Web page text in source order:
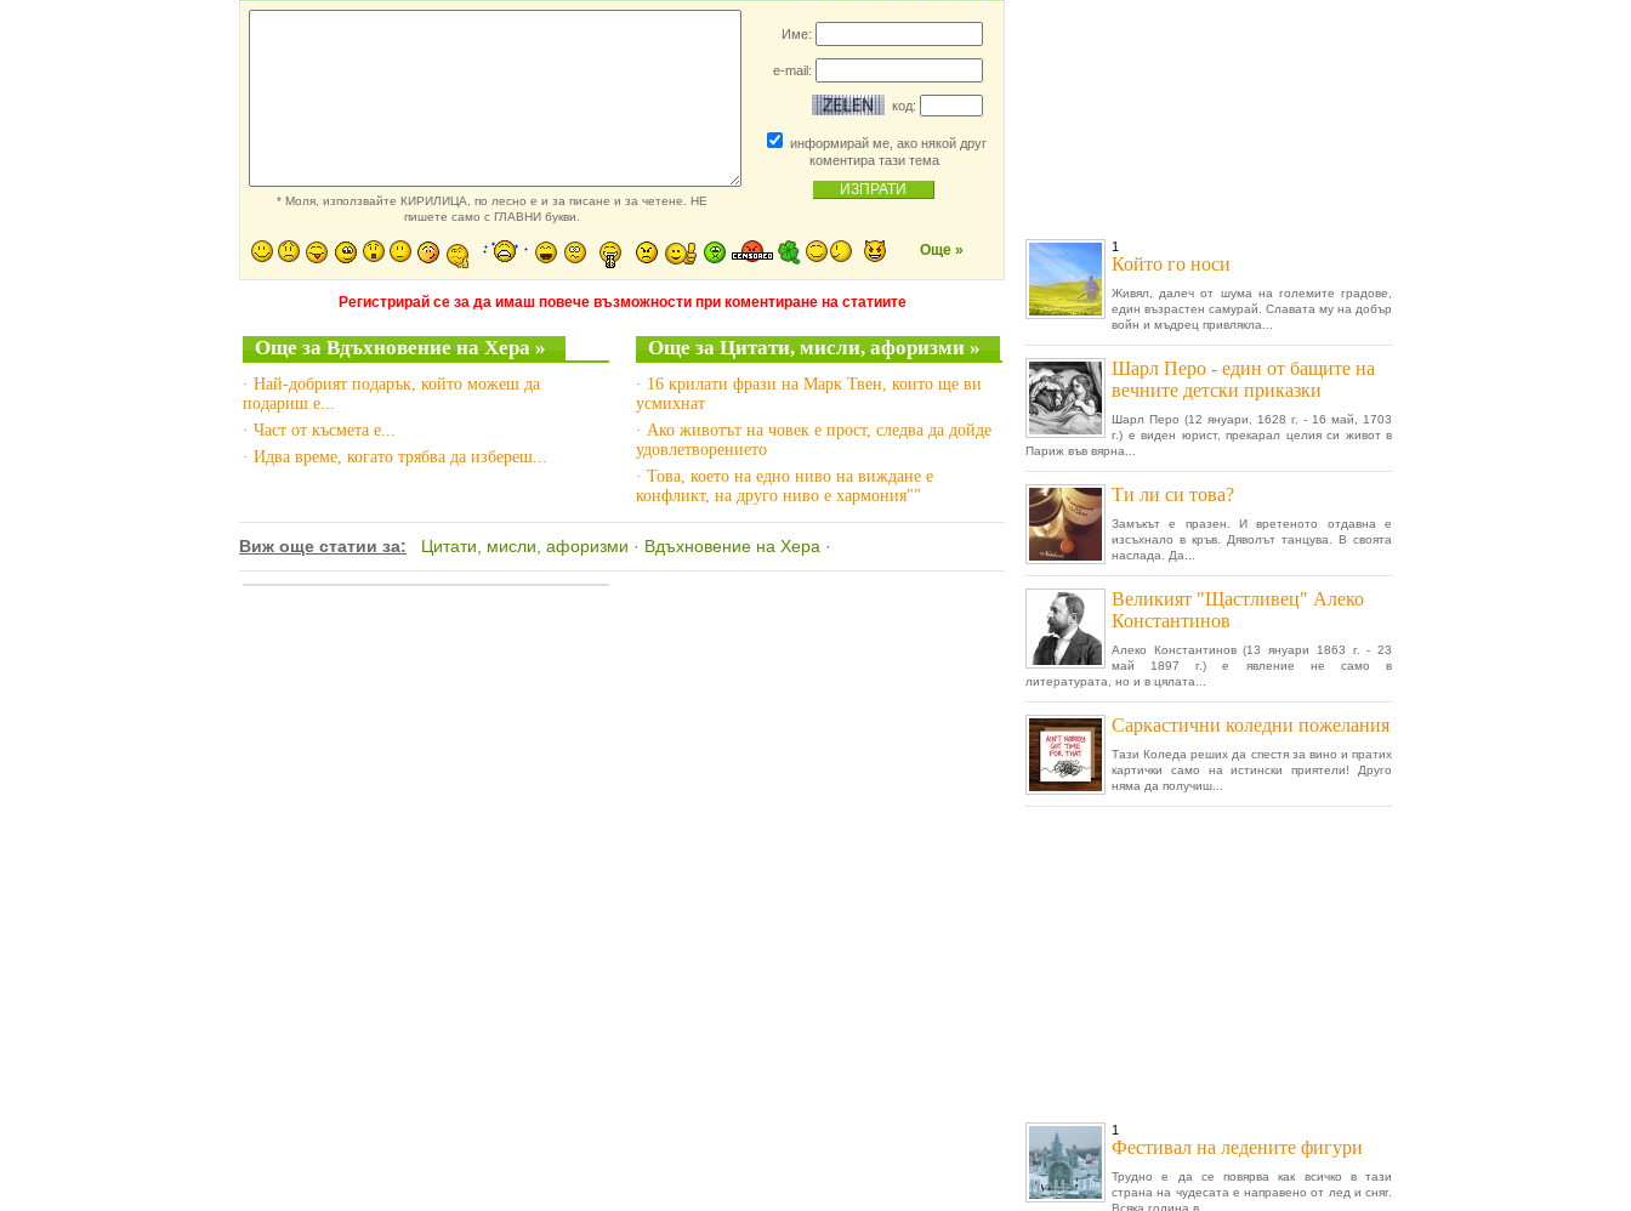
* Моля, използвайте КИРИЛИЦА, по лесно е и за писане и за четене. НЕ
пишете само с ГЛАВНИ букви.
Име:
e-mail:
код:
информирай ме, ако някой друг
коментира тази тема
Още »
Регистрирай се за да имаш повече възможности при коментиране на статиите
Още за Вдъхновение на Хера »
· Най-добрият подарък, който можеш да
подариш е...
· Част от късмета е...
· Идва време, когато трябва да избереш...
Още за Цитати, мисли, афоризми »
· 16 крилати фрази на Марк Твен, които ще ви
усмихнат
· Ако животът на човек е прост, следва да дойде
удовлетворението
· Това, което на едно ниво на виждане е
конфликт, на друго ниво е хармония""
Виж още статии за: Цитати, мисли, афоризми · Вдъхновение на Хера ·
1
Който го носи
Живял, далеч от шума на големите градове,
един възрастен самурай. Славата му на добър
войн и мъдрец привлякла...
Шарл Перо - един от бащите на
вечните детски приказки
Шарл Перо (12 януари, 1628 г. - 16 май, 1703
г.) е виден юрист, прекарал целия си живот в
Париж във вярна...
Ти ли си това?
Замъкът е празен. И вретеното отдавна е
изсъхнало в кръв. Дяволът танцува. В своята
наслада. Да...
Великият "Щастливец" Алеко
Константинов
Алеко Константинов (13 януари 1863 г. - 23
май 1897 г.) е явление не само в
литературата, но и в цялата...
Саркастични коледни пожелания
Тази Коледа реших да спестя за вино и пратих
картички само на истински приятели! Друго
няма да получиш...
1
Фестивал на ледените фигури
Трудно е да се повярва как всичко в тази
страна на чудесата е направено от лед и сняг.
Всяка година в...